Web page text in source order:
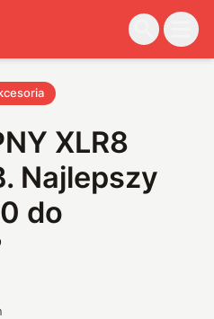
XLR8
Najlepszy
do